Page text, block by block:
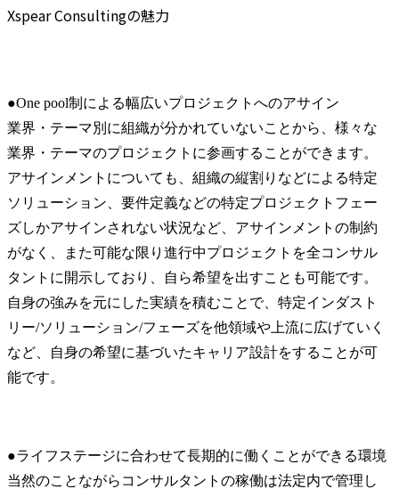
Xspear Consultingの魅力
●One pool制による幅広いプロジェクトへのアサイン
業界・テーマ別に組織が分かれていないことから、様々な
業界・テーマのプロジェクトに参画することができます。
アサインメントについても、組織の縦割りなどによる特定
ソリューション、要件定義などの特定プロジェクトフェー
ズしかアサインされない状況など、アサインメントの制約
がなく、また可能な限り進行中プロジェクトを全コンサル
タントに開示しており、自ら希望を出すことも可能です。
自身の強みを元にした実績を積むことで、特定インダスト
リー/ソリューション/フェーズを他領域や上流に広げていく
など、自身の希望に基づいたキャリア設計をすることが可
能です。
●ライフステージに合わせて長期的に働くことができる環境
当然のことながらコンサルタントの稼働は法定内で管理し